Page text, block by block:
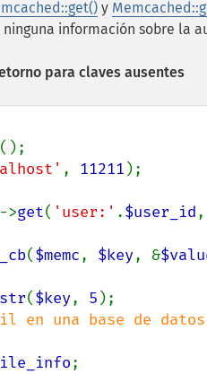
y
información sobre la
para claves ausentes
, 11211 );
->get( 'user:' .$user_id,
($memc, $key, &
($key, 5 );
en una base de
;